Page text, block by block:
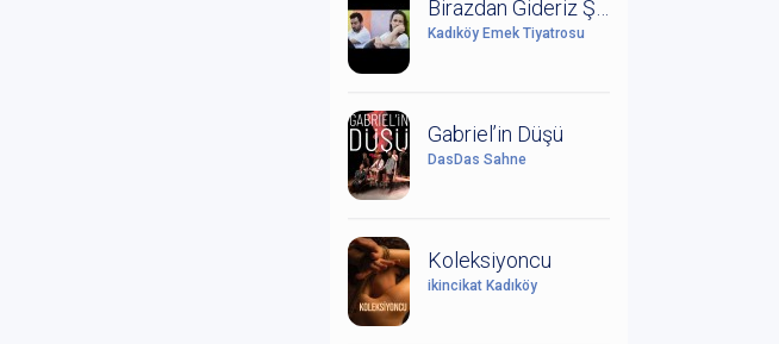
Kadıköy Emek Tiyatrosu
Gabriel’in Düşü
DasDas Sahne
Koleksiyoncu
ikincikat Kadıköy